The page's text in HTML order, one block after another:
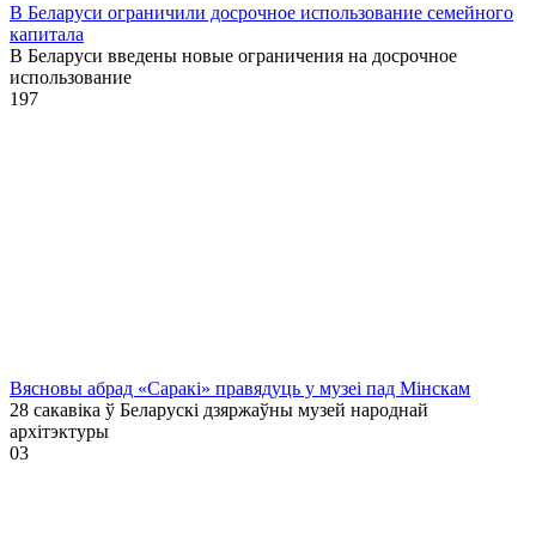
В Беларуси ограничили досрочное использование семейного
капитала
В Беларуси введены новые ограничения на досрочное
использование
197
Вясновы абрад «Саракі» правядуць у музеі пад Мінскам
28 сакавіка ў Беларускі дзяржаўны музей народнай
архітэктуры
03